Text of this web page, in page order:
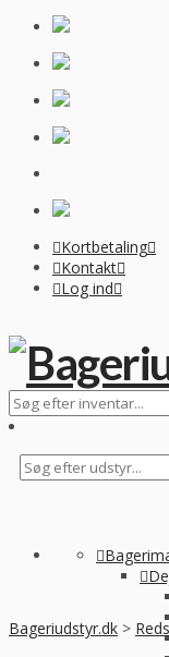
Kortbetaling
Kontakt
Log ind
Bageriudstyr.dk >